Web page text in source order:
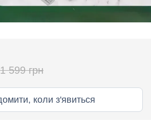
1 599 грн
коли з'явиться